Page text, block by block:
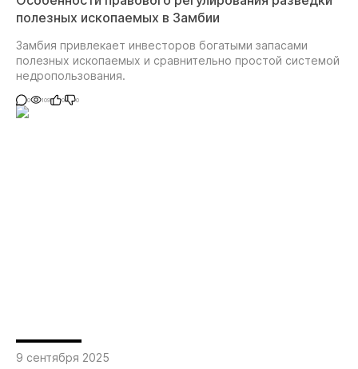
полезных ископаемых в Замбии
Замбия привлекает инвесторов богатыми запасами
полезных ископаемых и сравнительно простой системой
недропользования.
0 109 0 0
9 сентября 2025